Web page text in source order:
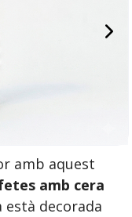
amb aquest
amb cera
està decorada